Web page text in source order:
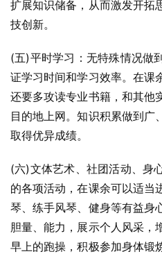
扩展知识储备，从而激发开拓
技创新。
(五)平时学习：无特殊情况做
证学习时间和学习效率。在课
还要多攻读专业书籍，和其他
目的地上网。知识积累做到广
取得优异成绩。
(六)文体艺术、社团活动、身
的各项活动，在课余可以适当
琴、练手风琴、健身等有益身
胆量、能力，展示个人风采，
早上的跑操，积极参加身体锻